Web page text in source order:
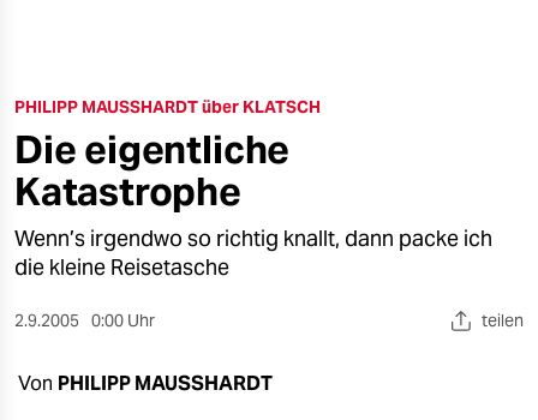
öko
gesellschaft
kultur
sport
berlin
nord
PHILIPP MAUSSHARDT über KLATSCH
Die eigentliche
Katastrophe
Wenn’s irgendwo so richtig knallt, dann packe ich
die kleine Reisetasche
2.9.2005 0:00 Uhr teilen
Von PHILIPP MAUSSHARDT